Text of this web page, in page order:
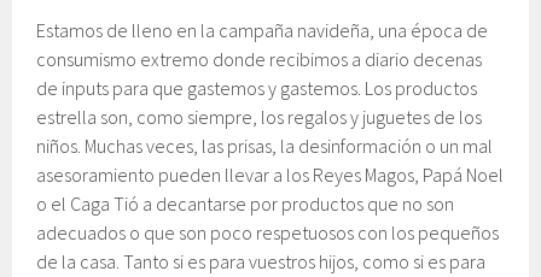
Estamos de lleno en la campaña navideña, una época de
consumismo extremo donde recibimos a diario decenas
de inputs para que gastemos y gastemos. Los productos
estrella son, como siempre, los regalos y juguetes de los
niños. Muchas veces, las prisas, la desinformación o un mal
asesoramiento pueden llevar a los Reyes Magos, Papá Noel
o el Caga Tió a decantarse por productos que no son
adecuados o que son poco respetuosos con los pequeños
de la casa. Tanto si es para vuestros hijos, como si es para